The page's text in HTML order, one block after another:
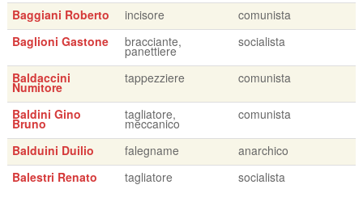
Baggiani Roberto
incisore
comunista
Baglioni Gastone
bracciante,
panettiere
socialista
Baldaccini
Numitore
tappezziere comunista
Baldini Gino
Bruno
tagliatore,
meccanico
comunista
Balduini Duilio falegname
anarchico
Balestri Renato
tagliatore socialista